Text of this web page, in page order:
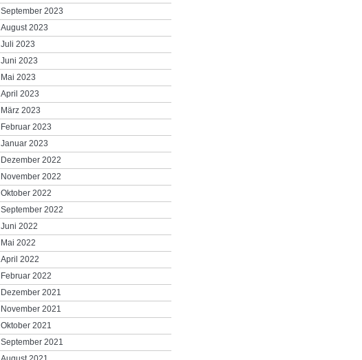
September 2023
August 2023
Juli 2023
Juni 2023
Mai 2023
April 2023
März 2023
Februar 2023
Januar 2023
Dezember 2022
November 2022
Oktober 2022
September 2022
Juni 2022
Mai 2022
April 2022
Februar 2022
Dezember 2021
November 2021
Oktober 2021
September 2021